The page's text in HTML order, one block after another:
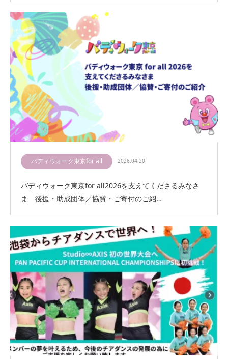
バディウォーク東京for all 2026.04.20
バディウォーク東京for all2026を支えてくださるみなさ
ま 後援・助成団体／協賛・ご寄付のご紹…